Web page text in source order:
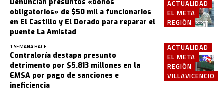
ACTUALIDAD
EL META
REGIÓN
Denuncian presuntos «bonos
obligatorios» de $50 mil a funcionarios
en El Castillo y El Dorado para reparar el
puente La Amistad
1 SEMANA HACE
ACTUALIDAD
EL META
REGIÓN
VILLAVICENCIO
Contraloría destapa presunto
detrimento por $5.813 millones en la
EMSA por pago de sanciones e
ineficiencia